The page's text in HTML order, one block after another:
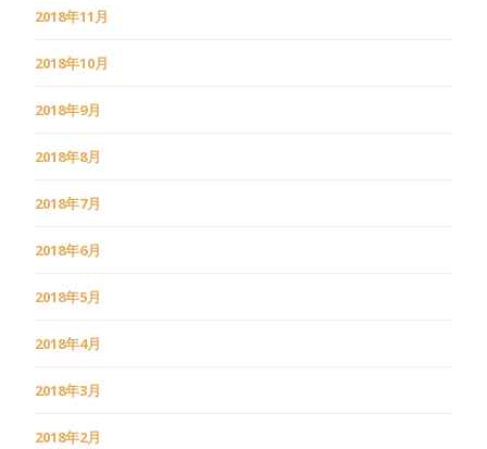
2018年11月
2018年10月
2018年9月
2018年8月
2018年7月
2018年6月
2018年5月
2018年4月
2018年3月
2018年2月